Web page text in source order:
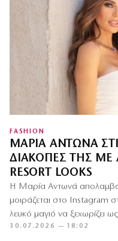
FASHION
ΜΑΡΊΑ ΑΝΤΩΝΆ
ΔΙΑΚΟΠΈΣ ΤΗΣ ΜΕ
RESORT LOOKS
Η Μαρία Αντωνά
μοιράζεται στο Instagram
λευκό μαγιό να ξεχωρίζει
30.07.2026 — 18:02